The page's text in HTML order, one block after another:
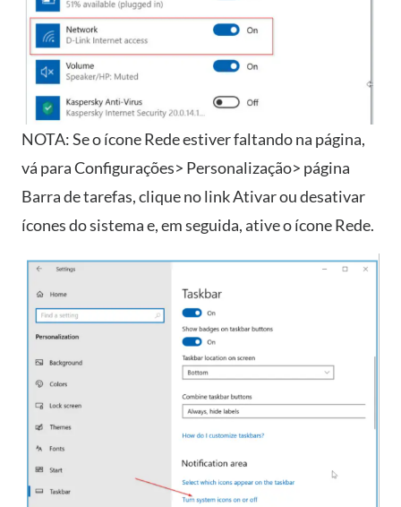
NOTA: Se o ícone Rede estiver faltando na página,
vá para Configurações> Personalização> página
Barra de tarefas, clique no link Ativar ou desativar
ícones do sistema e, em seguida, ative o ícone Rede.